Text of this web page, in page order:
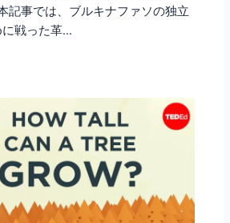
記事では、ブルキナファソの独立
に戦った革…